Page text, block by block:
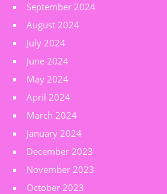
September 2024
August 2024
July 2024
June 2024
May 2024
April 2024
March 2024
January 2024
December 2023
November 2023
October 2023